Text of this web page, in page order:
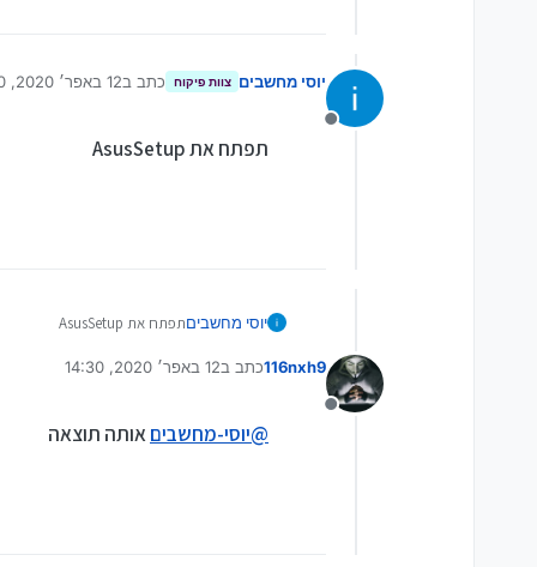
מנותק
יוסי מחשבים צוות פיקוח כתב ב12 באפר׳ 2020, 14:30
נערך לאחרונה על
תפתח את AsusSetup
יוסי מחשביםתפתח את AsusSetup
מנותק
116nxh9כתב ב12 באפר׳ 2020, 14:30
נערך לאחרונה על ידי
@יוסי-מחשביםאותה תוצאה